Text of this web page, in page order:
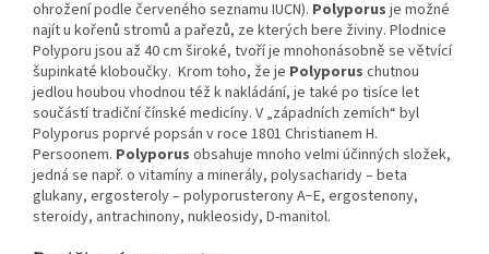
ohrožení podle červeného seznamu IUCN). Polyporus je možné
najít u kořenů stromů a pařezů, ze kterých bere živiny. Plodnice
Polyporu jsou až 40 cm široké, tvoří je mnohonásobně se větvící
šupinkaté kloboučky. Krom toho, že je Polyporus chutnou
jedlou houbou vhodnou též k nakládání, je také po tisíce let
součástí tradiční čínské medicíny. V „západních zemích“ byl
Polyporus poprvé popsán v roce 1801 Christianem H.
Persoonem. Polyporus obsahuje mnoho velmi účinných složek,
jedná se např. o vitamíny a minerály, polysacharidy – beta
glukany, ergosteroly – polyporusterony A−E, ergostenony,
steroidy, antrachinony, nukleosidy, D-manitol.